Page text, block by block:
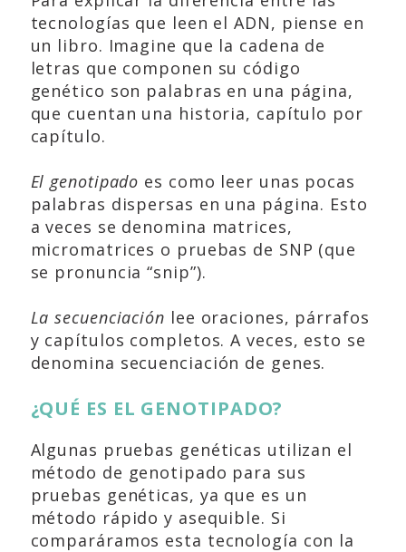
tecnologías que leen el ADN, piense en
un libro. Imagine que la cadena de
letras que componen su código
genético son palabras en una página,
que cuentan una historia, capítulo por
capítulo.
El genotipado es como leer unas pocas
palabras dispersas en una página. Esto
a veces se denomina matrices,
micromatrices o pruebas de SNP (que
se pronuncia “snip”).
La secuenciación lee oraciones, párrafos
y capítulos completos. A veces, esto se
denomina secuenciación de genes.
¿QUÉ ES EL GENOTIPADO?
Algunas pruebas genéticas utilizan el
método de genotipado para sus
pruebas genéticas, ya que es un
método rápido y asequible. Si
comparáramos esta tecnología con la